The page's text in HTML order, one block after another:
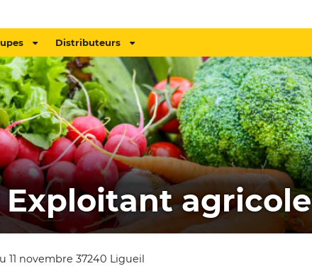
Distributeurs
Exploitant agricole
11 novembre 37240 Ligueil